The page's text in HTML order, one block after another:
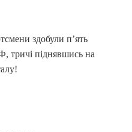
здобули п’ять
піднявшись на